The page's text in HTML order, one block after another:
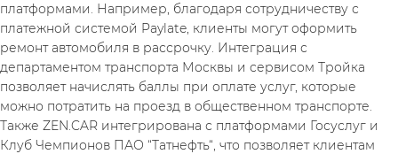
платформами. Например, благодаря сотрудничеству с
платежной системой Paylate, клиенты могут оформить
ремонт автомобиля в рассрочку. Интеграция с
департаментом транспорта Москвы и сервисом Тройка
позволяет начислять баллы при оплате услуг, которые
можно потратить на проезд в общественном транспорте.
Также ZEN.CAR интегрирована с платформами Госуслуг и
Клуб Чемпионов ПАО “Татнефть“, что позволяет клиентам